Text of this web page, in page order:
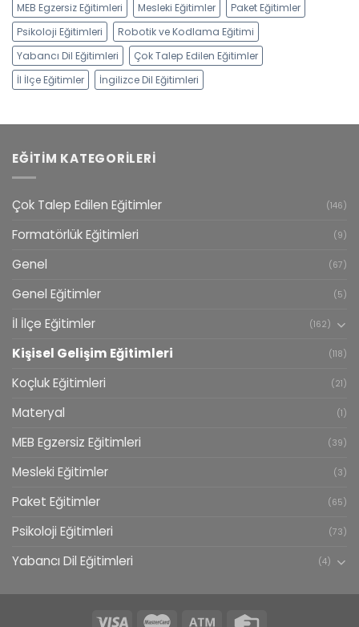
MEB Egzersiz Eğitimleri
Mesleki Eğitimler
Paket Eğitimler
Psikoloji Eğitimleri
Robotik ve Kodlama Eğitimi
Yabancı Dil Eğitimleri
Çok Talep Edilen Eğitimler
İl İlçe Eğitimler
İngilizce Dil Eğitimleri
EĞITIM KATEGORILERI
Çok Talep Edilen Eğitimler (146)
Formatörlük Eğitimleri (9)
Genel (67)
Genel Eğitimler (5)
İl İlçe Eğitimler (162)
Kişisel Gelişim Eğitimleri (118)
Koçluk Eğitimleri (21)
Materyal (1)
MEB Egzersiz Eğitimleri (39)
Mesleki Eğitimler (3)
Paket Eğitimler (65)
Psikoloji Eğitimleri (73)
Yabancı Dil Eğitimleri (4)